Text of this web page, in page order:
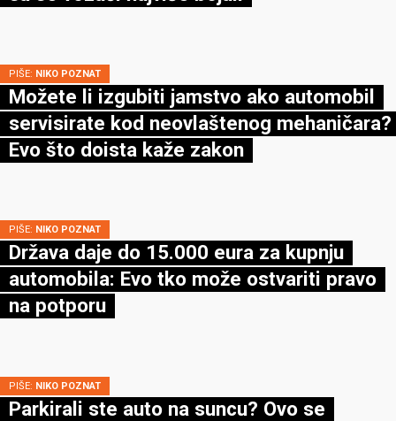
PIŠE: NIKO POZNAT
Možete li izgubiti jamstvo ako automobil
servisirate kod neovlaštenog mehaničara?
Evo što doista kaže zakon
PIŠE: NIKO POZNAT
Država daje do 15.000 eura za kupnju
automobila: Evo tko može ostvariti pravo
na potporu
PIŠE: NIKO POZNAT
Parkirali ste auto na suncu? Ovo se